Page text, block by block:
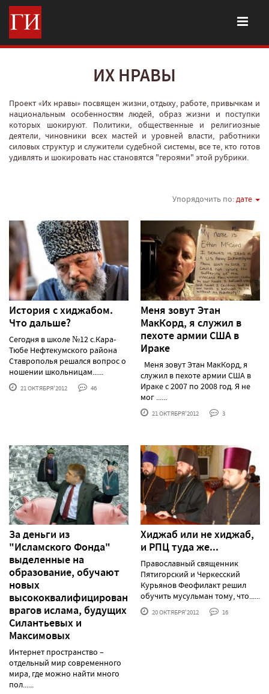
ИХ НРАВЫ
Проект «Их нравы» посвящен жизни, отдыху, работе, привычкам и
национальным особенностям людей, образ жизни и поступки
которых шокируют. Политики, общественные и религиозные
деятели, чиновники всех мастей и уровней власти, работники
силовых структур и служители судебной системы, все те, кто готов
удивлять и шокировать нас становятся "героями" этой рубрики.
Упорядочить по:дате
История с хиджабом.
Что дальше?
Сегодня в школе №12 с.Кара-
Тюбе Нефтекумского района
Ставрополья решался вопрос о
ношении школьницам......
21 ОКТЯБРЯ'2012 46
Меня зовут Этан
МакКорд, я служил в
пехоте армии США в
Ираке
Меня зовут Этан МакКорд, я
служил в пехоте армии США в
Ираке с 2007 по 2008 год. Я не
мог ......
21 ОКТЯБРЯ'2012 3
За деньги из
"Исламского Фонда"
выделенные на
образование, обучают
новых
высококвалифицированных
врагов ислама, будущих
Силантьевых и
Максимовых
Интернет пространство –
отдельный мир современного
мира, где можно найти много
пол......
Хиджаб или не хиджаб,
и РПЦ туда же...
Православный священник
Пятигорский и Черкесский
Курьянов Феофилакт решил
обучить мусульман тому, что......
20 ОКТЯБРЯ'2012 16